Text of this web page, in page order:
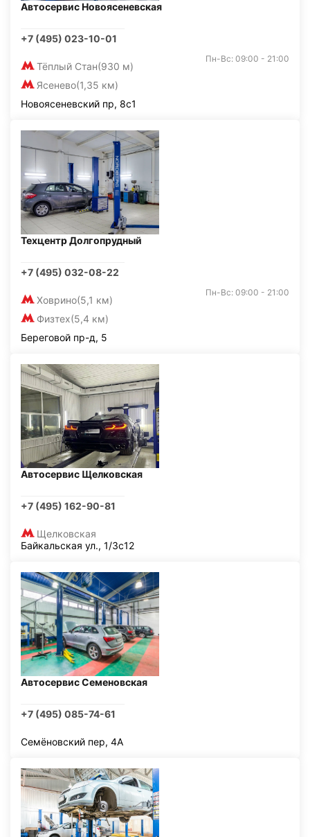
Автосервис Новоясеневская
+7 (495) 023-10-01
Тёплый Стан(930 м)
Ясенево(1,35 км)
Пн-Вс: 09:00 - 21:00
Новоясеневский пр, 8с1
Техцентр Долгопрудный
+7 (495) 032-08-22
Ховрино(5,1 км)
Физтех(5,4 км)
Пн-Вс: 09:00 - 21:00
Береговой пр-д, 5
Автосервис Щелковская
+7 (495) 162-90-81
Щелковская
Байкальская ул., 1/3с12
Автосервис Семеновская
+7 (495) 085-74-61
Семёновский пер, 4А